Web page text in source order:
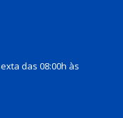
das 08:00h às